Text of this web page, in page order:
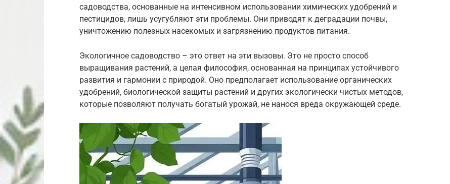
садоводства, основанные на интенсивном использовании химических удобрений и
пестицидов, лишь усугубляют эти проблемы. Они приводят к деградации почвы,
уничтожению полезных насекомых и загрязнению продуктов питания.
Экологичное садоводство – это ответ на эти вызовы. Это не просто способ
выращивания растений, а целая философия, основанная на принципах устойчивого
развития и гармонии с природой. Оно предполагает использование органических
удобрений, биологической защиты растений и других экологически чистых методов,
которые позволяют получать богатый урожай, не нанося вреда окружающей среде.